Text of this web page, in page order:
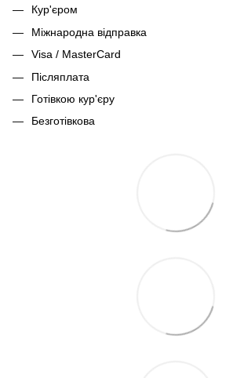
Кур'єром
Міжнародна відправка
Visa / MasterCard
Післяплата
Готівкою кур'єру
Безготівкова